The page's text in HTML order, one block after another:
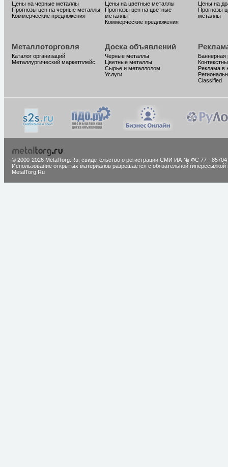
Цены на черные металлы
Прогнозы цен на черные металлы
Коммерческие предложения
Цены на цветные металлы
Прогнозы цен на цветные
металлы
Коммерческие предложения
Цены на
Прогнозы
металлы
Металлоторговля
Каталог организаций
Металлургический маркетплейс
Доска объявлений
Черные металлы
Цветные металлы
Сырье и металлолом
Услуги
Баннерная
Реклама в
Classified
© 2000-2026 MetalTorg.Ru, cвидетельство о регистрации СМИ ИА № ФС 77 - 85704
Использование открытых материалов разрешается с обязательной гиперссылкой
MetalTorg.Ru